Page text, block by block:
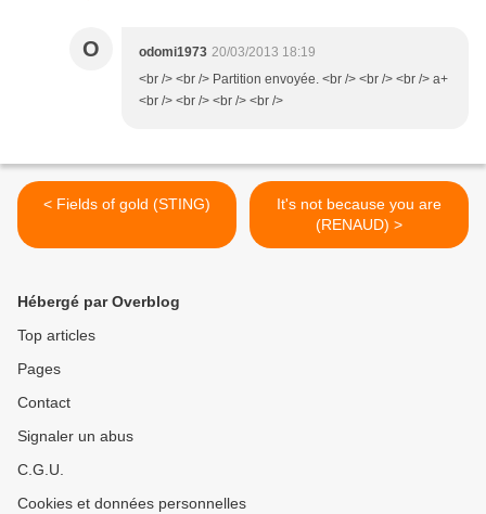
O odomi1973 20/03/2013 18:19
<br /> <br /> Partition envoyée. <br /> <br /> <br /> a+
<br /> <br /> <br /> <br />
< Fields of gold (STING)
It's not because you are
(RENAUD) >
Hébergé par Overblog
Top articles
Pages
Contact
Signaler un abus
C.G.U.
Cookies et données personnelles